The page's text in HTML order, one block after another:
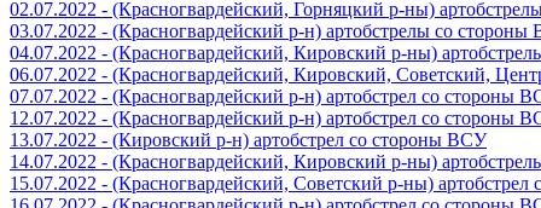
02.07.2022 - (Красногвардейский, Горняцкий р-ны)
03.07.2022 - (Красногвардейский р-н) артобстрелы со
04.07.2022 - (Красногвардейский, Кировский р-ны)
06.07.2022 - (Красногвардейский, Кировский, Советский,
07.07.2022 - (Красногвардейский р-н) артобстрел со стороны
12.07.2022 - (Красногвардейский р-н) артобстрел со стороны
13.07.2022 - (Кировский р-н) артобстрел со стороны ВСУ
14.07.2022 - (Красногвардейский, Кировский р-ны)
15.07.2022 - (Красногвардейский, Советский р-ны)